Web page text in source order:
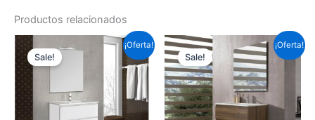
Productos relacionados
¡Oferta!
Sale!
Este
producto
tiene
múltiples
variantes.
¡Oferta!
Sale!
Este